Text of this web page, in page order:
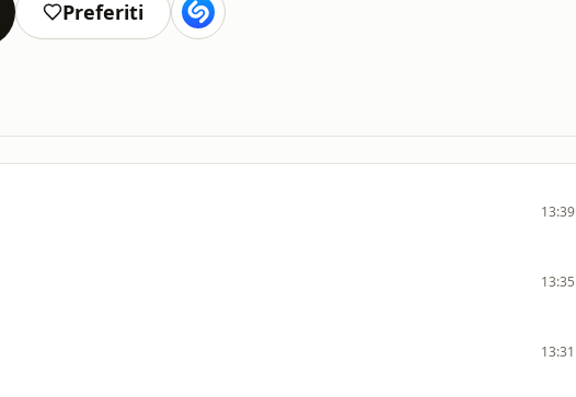
Preferiti
13:39
13:35
13:31